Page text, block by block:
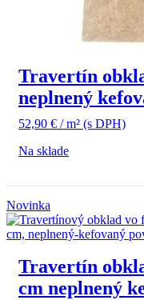
Travertín
neplnený
52,90 € / m² (s DPH)
Na sklade
Novinka
Travertín
cm neplnený